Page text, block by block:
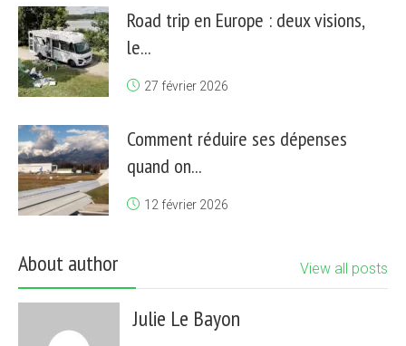
Road trip en Europe : deux visions,
le...
27 février 2026
Comment réduire ses dépenses
quand on...
12 février 2026
About author View all posts
Julie Le Bayon